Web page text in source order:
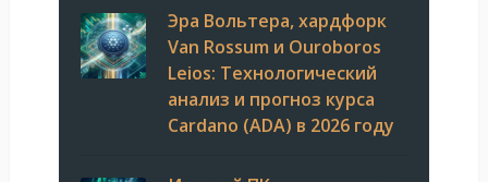
Эра Вольтера, хардфорк
Van Rossum и Ouroboros
Leios: Технологический
анализ и прогноз курса
Cardano (ADA) в 2026 году